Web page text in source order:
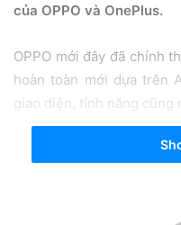
của OPPO và OnePlus.
OPPO mới đây đã chính
hoàn toàn mới dựa trên
giao diện, tính năng cũng